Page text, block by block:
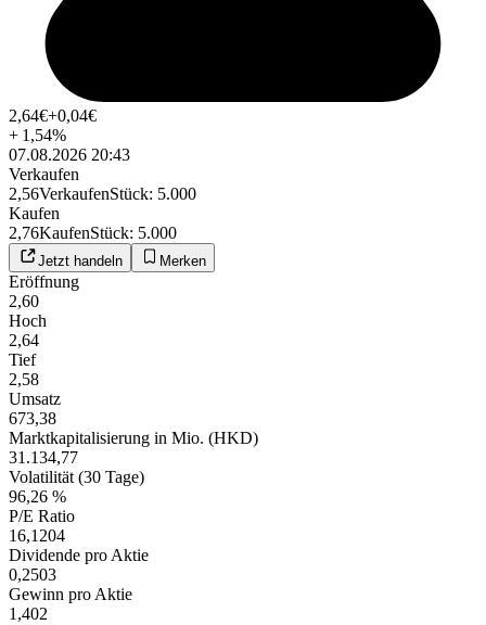
2,64€+0,04€
+ 1,54%
07.08.2026 20:43
Verkaufen
2,56VerkaufenStück: 5.000
Kaufen
2,76KaufenStück: 5.000
Jetzt handeln Merken
Eröffnung
2,60
Hoch
2,64
Tief
2,58
Umsatz
673,38
Marktkapitalisierung in Mio. (HKD)
31.134,77
Volatilität (30 Tage)
96,26 %
P/E Ratio
16,1204
Dividende pro Aktie
0,2503
Gewinn pro Aktie
1,402